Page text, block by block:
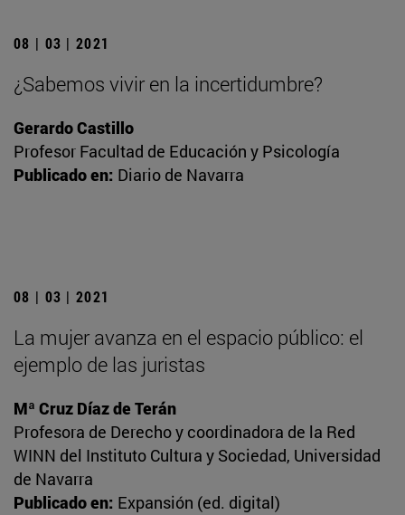
08 | 03 | 2021
¿Sabemos vivir en la incertidumbre?
Gerardo Castillo
Profesor Facultad de Educación y Psicología
Publicado en: Diario de Navarra
08 | 03 | 2021
La mujer avanza en el espacio público: el
ejemplo de las juristas
Mª Cruz Díaz de Terán
Profesora de Derecho y coordinadora de la Red
WINN del Instituto Cultura y Sociedad, Universidad
de Navarra
Publicado en: Expansión (ed. digital)